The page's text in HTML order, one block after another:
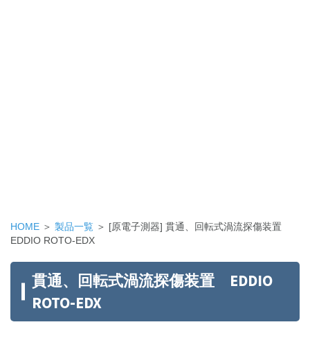
HOME ＞ 製品一覧 ＞ [原電子測器] 貫通、回転式渦流探傷装置
EDDIO ROTO-EDX
貫通、回転式渦流探傷装置 EDDIO
ROTO-EDX